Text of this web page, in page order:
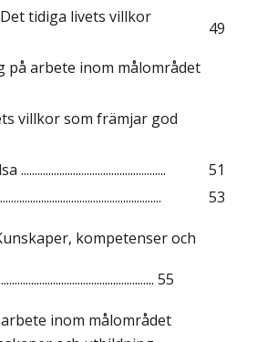
tidiga livets villkor
49
på arbete inom målområdet
villkor som främjar god
51
53
kompetenser och
55
inom målområdet